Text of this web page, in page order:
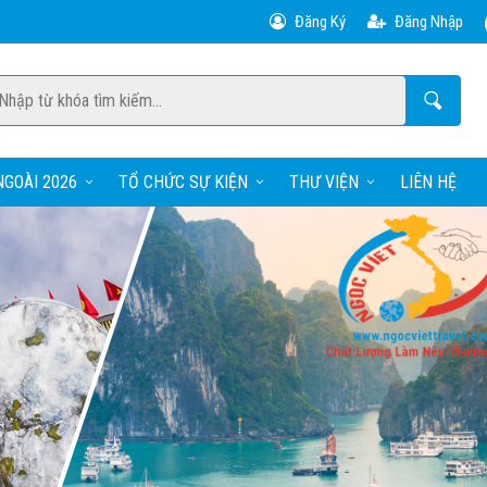
Đăng Ký Đăng Nhập
2026 TỔ CHỨC SỰ KIỆN THƯ VIỆN LIÊN HỆ